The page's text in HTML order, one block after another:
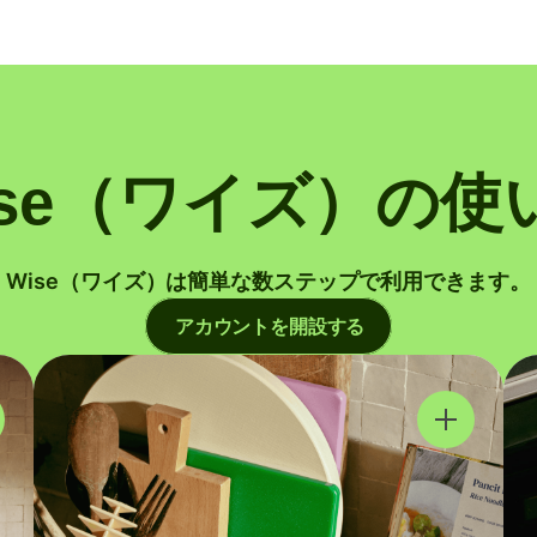
（ワイズ）の使
Wise（ワイズ）は簡単な数ステップで利用できます。
アカウントを開設する